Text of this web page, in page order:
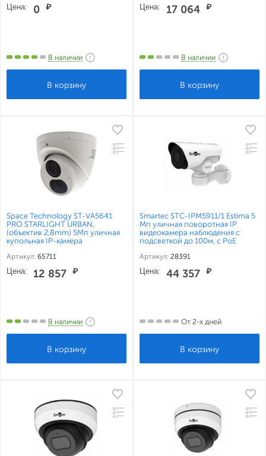
Цена: 0 ₽
В наличии
Цена: 17 064 ₽
В наличии
Space Technology ST-VA5641
PRO STARLIGHT URBAN,
(объектив 2,8mm) 5Мп уличная
купольная IP-камера
Артикул: 65711
Цена: 12 857 ₽
В наличии
Smartec STC-IPM5911/1 Estima 5
Мп уличная поворотная IP
видеокамера наблюдения с
подсветкой до 100м, c PoE
Артикул: 28391
Цена: 44 357 ₽
От 2-х дней